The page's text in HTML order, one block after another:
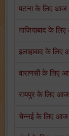
पटना के लिए आज
ग़ाज़ियाबाद के
इलाहाबाद के लिए
वाराणसी के लिए
रायपुर के लिए आज
चेन्नई के लिए आज